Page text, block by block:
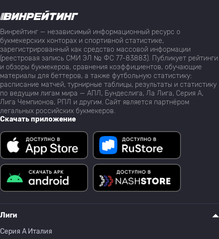
Винрейтинг — независимый информационный ресурс о
букмекерских конторах и спортивной статистике,
зарегистрированный как средство массовой информации
(реестровая запись СМИ ЭЛ № ФС 77-83883). Публикует рейтинги
и обзоры букмекеров, сравнения коэффициентов, обучающие
материалы для беттеров, а также футбольную статистику:
расписание матчей, турнирные таблицы, результаты и статистику
по ведущим лигам мира — АПЛ, Бундеслига, Ла Лига, Серия А,
Лига Чемпионов, РПЛ и другим. Сайт является партнёром
легальных российских букмекеров.
Скачать приложение
Лиги
Серия A Италия